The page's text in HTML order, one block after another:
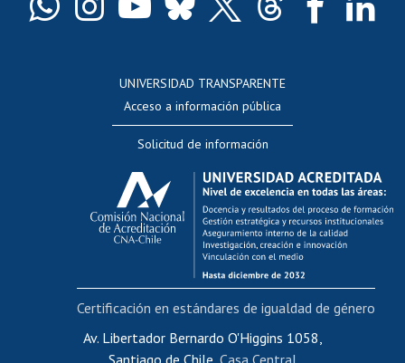
Docentes
Perfeccionamiento
Editar Portafolio Académico
Evaluación docente
Calificación académica
Postulación al AUCAI
Funcionarias/os
Cursos internos de capacitación
Bienestar del personal
Portal de movilidad interna
Certificado de renta
Certificado de renta honorarios
UNIVERSIDAD TRANSPARENTE
Acceso a información pública
Solicitud de información
Av. Libertador Bernardo O'Higgins 1058,
Santiago de Chile, Casa Central
Certificación en estándares de igualdad de género